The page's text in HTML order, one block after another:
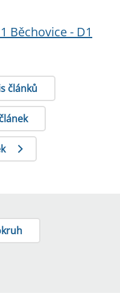
Běchovice - D1
článků